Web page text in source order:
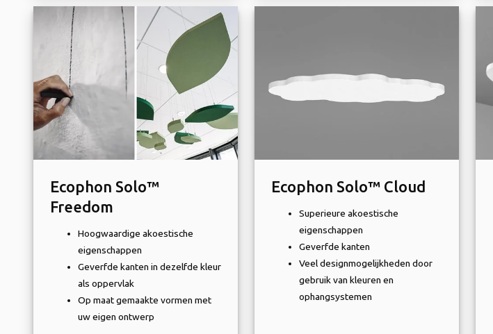
Ecophon Solo™
Freedom
Hoogwaardige akoestische
eigenschappen
Geverfde kanten in dezelfde kleur
als oppervlak
Op maat gemaakte vormen met
uw eigen ontwerp
Ecophon Solo™ Cloud
Superieure akoestische
eigenschappen
Geverfde kanten
Veel designmogelijkheden door
gebruik van kleuren en
ophangsystemen